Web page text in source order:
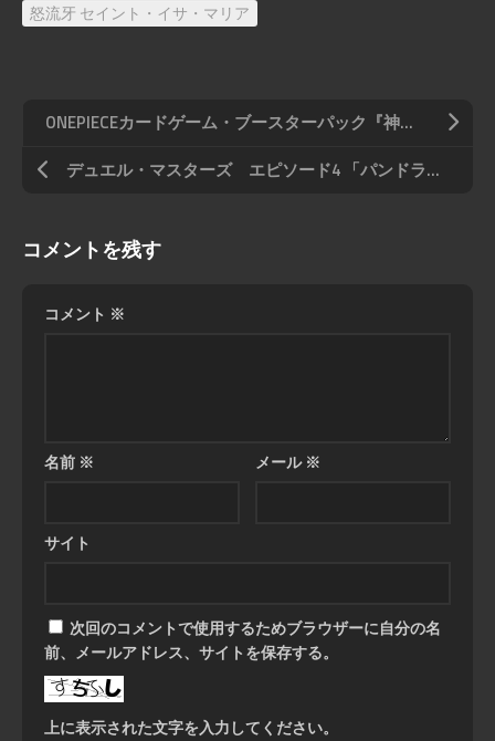
怒流牙 セイント・イサ・マリア
ONEPIECEカードゲーム・ブースターパック『神の島の冒険【OP-15】』 収録「サボ」（パラレル版）
デュエル・マスターズ エピソード4 「パンドラ・ウォーズ 」収録「義府徒の覚醒者GENJI・XX 」
コメントを残す
コメント ※
名前 ※ メール※
サイト
次回のコメントで使用するためブラウザーに自分の名
前、メールアドレス、サイトを保存する。
上に表示された文字を入力してください。